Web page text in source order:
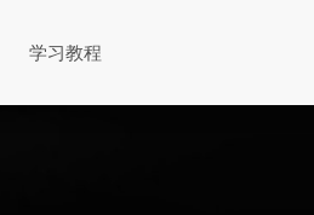
学习教程